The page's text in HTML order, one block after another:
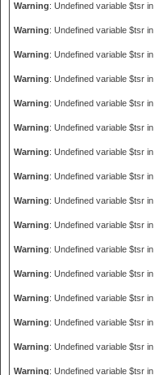
Warning: Undefined variable $tsr in
Warning: Undefined variable $tsr in
Warning: Undefined variable $tsr in
Warning: Undefined variable $tsr in
Warning: Undefined variable $tsr in
Warning: Undefined variable $tsr in
Warning: Undefined variable $tsr in
Warning: Undefined variable $tsr in
Warning: Undefined variable $tsr in
Warning: Undefined variable $tsr in
Warning: Undefined variable $tsr in
Warning: Undefined variable $tsr in
Warning: Undefined variable $tsr in
Warning: Undefined variable $tsr in
Warning: Undefined variable $tsr in
Warning: Undefined variable $tsr in